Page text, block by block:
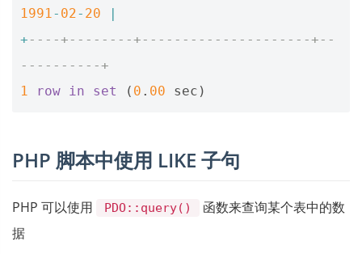
1991- 02- 20
|
+ ----+--------+---------------------+--
----------+
1
row in set ( 0 . 00 sec )
PHP 脚本中使用 LIKE 子句
PHP 可以使用 PDO::query()
函数来查询某个表中的数
据